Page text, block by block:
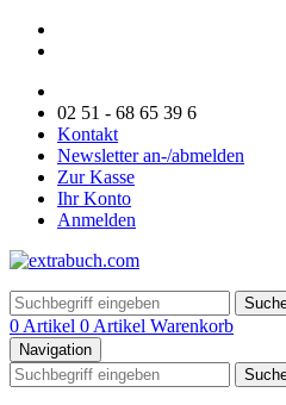
02 51 - 68 65 39 6
Kontakt
Newsletter an-/abmelden
Zur Kasse
Ihr Konto
Anmelden
0 Artikel 0 Artikel Warenkorb
Navigation